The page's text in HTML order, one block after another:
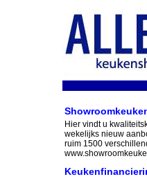
Hier vindt u
wekelijks nieuw
ruim 1500